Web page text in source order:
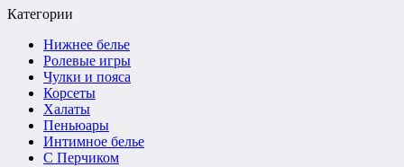
Категории
Нижнее белье
Ролевые игры
Чулки и пояса
Корсеты
Халаты
Пеньюары
Интимное белье
С Перчиком